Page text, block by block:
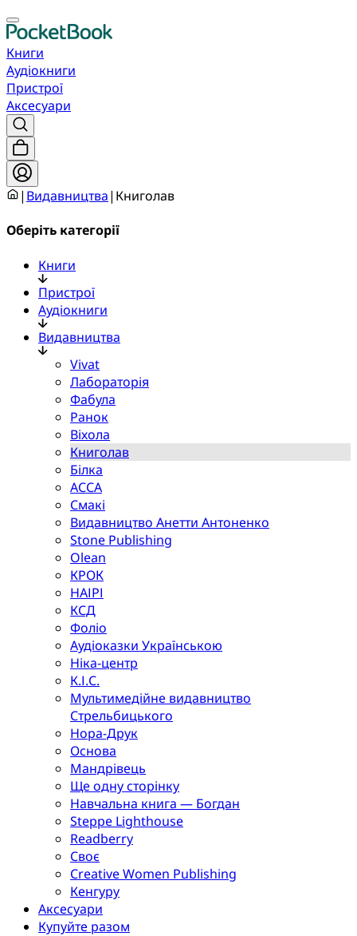
Книги
Аудіокниги
Пристрої
Аксесуари
| Видавництва| Книголав
Оберіть категорії
Книги
Пристрої
Аудіокниги
Видавництва
Vivat
Лабораторія
Фабула
Ранок
Віхола
Книголав
Білка
АССА
Смакі
Видавництво Анетти Антоненко
Stone Publishing
Olean
КРОК
НАІРІ
КСД
Фоліо
Аудіоказки Українською
Ніка-центр
К.І.С.
Мультимедійне видавництво
Стрельбицького
Нора-Друк
Основа
Мандрівець
Ще одну сторінку
Навчальна книга — Богдан
Steppe Lighthouse
Readberry
Своє
Creative Women Publishing
Кенгуру
Аксесуари
Купуйте разом